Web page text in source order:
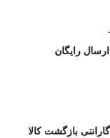
ارسال رایگان